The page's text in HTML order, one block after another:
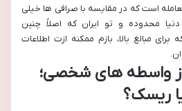
مبلغ معامله است که در مقایسه با صرافی ها خیلی
دنیا محدوده و تو ایران که اصلاً چنین
مبالغ بالا، بازم ممکنه ازت اطلاعات
واسطه های شخصی؛
ریسک؟